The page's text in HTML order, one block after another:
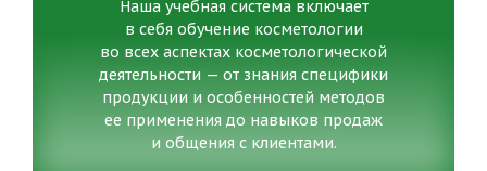
Наша учебная система включает
в себя обучение косметологии
во всех аспектах косметологической
деятельности — от знания специфики
продукции и особенностей методов
ее применения до навыков продаж
и общения с клиентами.